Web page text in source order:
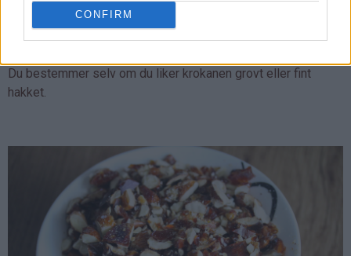
CONFIRM
La dette stå i noen minutter og avkjøle til sukkeret stivner og
Du bestemmer selv om du liker krokanen grovt eller fint
hakket.